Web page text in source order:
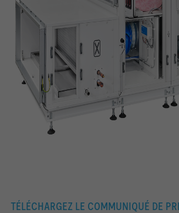
TÉLÉCHARGEZ LE COMMUNIQUÉ DE